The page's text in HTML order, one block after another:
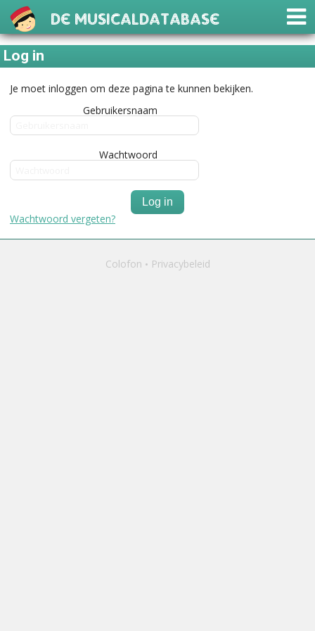
De Musicaldatabase
Log in
Je moet inloggen om deze pagina te kunnen bekijken.
Gebruikersnaam
Wachtwoord
Log in
Wachtwoord vergeten?
Colofon Privacybeleid